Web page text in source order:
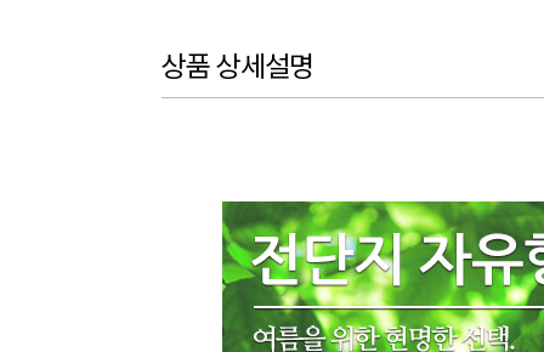
상품 상세설명